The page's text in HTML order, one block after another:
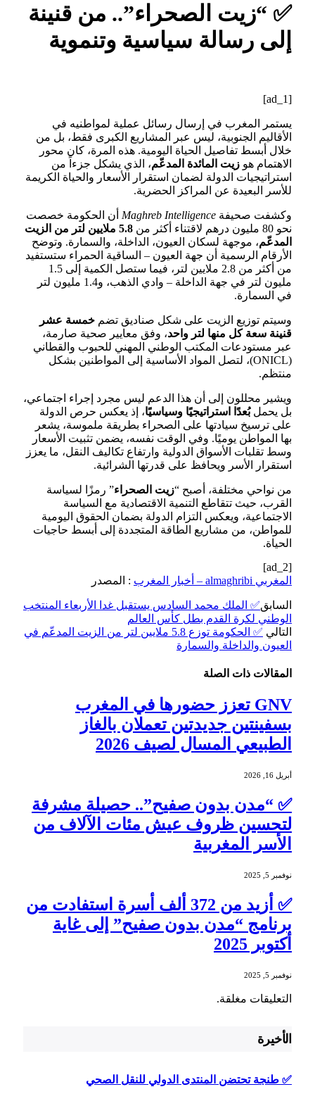
✅ “زيت الصحراء”.. من قنينة
إلى رسالة سياسية وتنموية
[ad_1]
يستمر المغرب في إرسال رسائل عملية لمواطنيه في
الأقاليم الجنوبية، ليس عبر المشاريع الكبرى فقط، بل من
خلال أبسط تفاصيل الحياة اليومية. هذه المرة، كان محور
الاهتمام هو زيت المائدة المدعّم، الذي يشكل جزءاً من
استراتيجيات الدولة لضمان استقرار الأسعار والحياة الكريمة
للأسر البعيدة عن المراكز الحضرية.
وكشفت صحيفة Maghreb Intelligence أن الحكومة خصصت
نحو 80 مليون درهم لاقتناء أكثر من
5.8 ملايين لتر من الزيت
المدعّم، موجهة لسكان العيون، الداخلة، والسمارة. وتوضح
الأرقام الرسمية أن جهة العيون – الساقية الحمراء ستستفيد
من أكثر من 2.8 ملايين لتر، فيما ستصل الكمية إلى 1.5
مليون لتر في جهة الداخلة – وادي الذهب، و1.4 مليون لتر
في السمارة.
وسيتم توزيع الزيت على شكل صناديق تضم خمسة عشر
قنينة سعة كل منها لتر واحد، وفق معايير صحية صارمة،
عبر مستودعات المكتب الوطني المهني للحبوب والقطاني
(ONICL)، لتصل المواد الأساسية إلى المواطنين بشكل
منتظم.
ويشير محللون إلى أن هذا الدعم ليس مجرد إجراء اجتماعي،
بل يحملبُعدًا استراتيجيًا وسياسيًا، إذ يعكس حرص الدولة
على ترسيخ سيادتها على الصحراء بطريقة ملموسة، يشعر
بها المواطن يوميًا. وفي الوقت نفسه، يضمن تثبيت الأسعار
وسط تقلبات الأسواق الدولية وارتفاع تكاليف النقل، ما يعزز
استقرار الأسر ويحافظ على قدرتها الشرائية.
من نواحي مختلفة، أصبح “زيت الصحراء” رمزًا لسياسة
القرب، حيث تتقاطع التنمية الاقتصادية مع السياسة
الاجتماعية، ويعكس التزام الدولة بضمان الحقوق اليومية
للمواطن، من مشاريع الطاقة المتجددة إلى أبسط حاجيات
الحياة.
[ad_2]
المغربي almaghribi – أخبار المغرب
: المصدر
السابق✅ الملك محمد السادس يستقبل غدا الأربعاء المنتخب
الوطني لكرة القدم بطل كأس العالم
التالي
✅ الحكومة توزع 5.8 ملايين لتر من الزيت المدعّم في
العيون والداخلة والسمارة
المقالات ذات الصلة
GNV تعزز حضورها في المغرب
بسفينتين جديدتين تعملان بالغاز
الطبيعي المسال لصيف 2026
أبريل 16, 2026
✅ “مدن بدون صفيح”.. حصيلة مشرفة
لتحسين ظروف عيش مئات الآلاف من
الأسر المغربية
نوفمبر 5, 2025
✅ أزيد من 372 ألف أسرة استفادت من
برنامج “مدن بدون صفيح” إلى غاية
أكتوبر 2025
نوفمبر 5, 2025
التعليقات مغلقة.
الأخيرة
✅ طنجة تحتضن المنتدى الدولي للنقل الصحي